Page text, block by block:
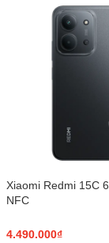
Xiaomi Redmi 15C
NFC
4.490.000₫